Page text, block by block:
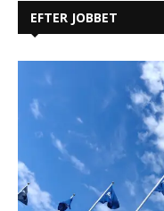
EFTER JOBBET